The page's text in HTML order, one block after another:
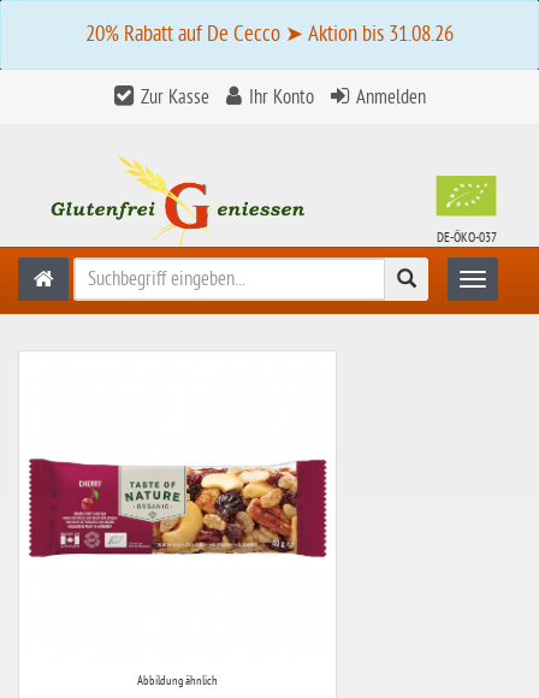
20% Rabatt auf De Cecco ➤ Aktion bis 31.08.26
Zur Kasse Ihr Konto Anmelden
DE-ÖKO-037
Suchen Toggle
Abbildung ähnlich